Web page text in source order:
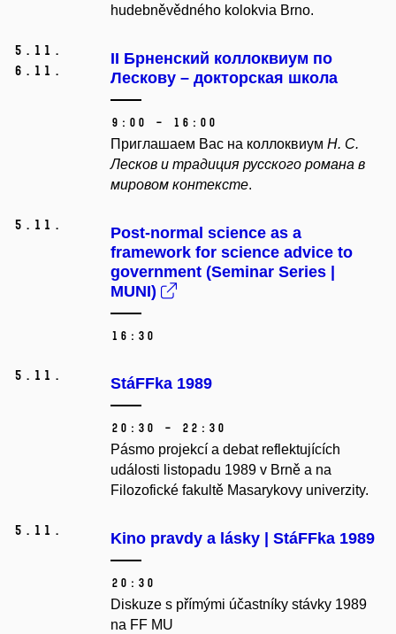
hudebněvědného kolokvia Brno.​
5. 11.
6. 11.
II Брненский коллоквиум по
Лескову – докторская школа
9:00 – 16:00
Приглашаем Вас на коллоквиум Н. С.
Лесков и традиция русского романа в
мировом контексте.
5. 11.
Post-normal science as a
framework for science advice to
government (Seminar Series |
MUNI)
16:30
5. 11. StáFFka 1989
20:30 – 22:30
Pásmo projekcí a debat reflektujících
události listopadu 1989 v Brně a na
Filozofické fakultě Masarykovy univerzity.
5. 11. Kino pravdy a lásky | StáFFka 1989
20:30
Diskuze s přímými účastníky stávky 1989
na FF MU